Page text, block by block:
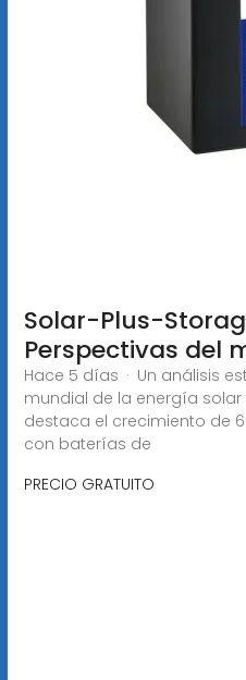
Solar-Plus-
Perspectivas del
Hace 5 días · Un análisis
mundial de la energía
destaca el crecimiento de
con baterías de
PRECIO GRATUITO